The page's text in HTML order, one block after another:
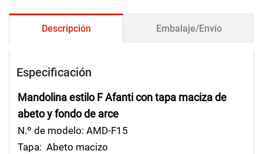
Descripción Embalaje/Envío
Especificación
Mandolina estilo F Afanti con tapa maciza de
abeto y fondo de arce
N.º de modelo: AMD-F15
Tapa: Abeto macizo